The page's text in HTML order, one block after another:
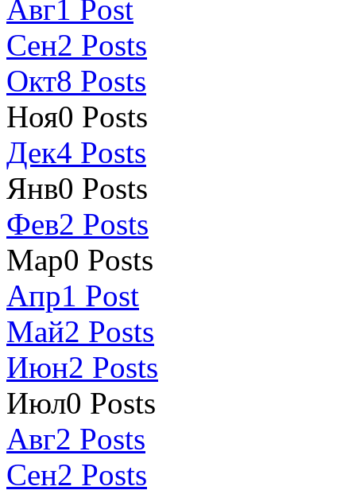
Авг1 Post
Сен2 Posts
Окт8 Posts
Ноя0 Posts
Дек4 Posts
Янв0 Posts
Фев2 Posts
Мар0 Posts
Апр1 Post
Май2 Posts
Июн2 Posts
Июл0 Posts
Авг2 Posts
Сен2 Posts